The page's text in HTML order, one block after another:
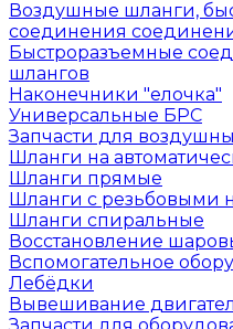
Воздушные шланги,
соединения
Быстроразъемные
шлангов
Наконечники "елочка"
Универсальные БРС
Запчасти для
Шланги на
Шланги прямые
Шланги с резьбовыми
Шланги спиральные
Восстановление
Вспомогательное
Лебёдки
Вывешивание